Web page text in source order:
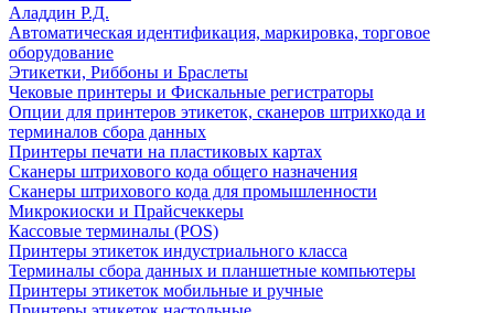
Аладдин Р.Д.
Автоматическая идентификация, маркировка, торговое
оборудование
Этикетки, Риббоны и Браслеты
Чековые принтеры и Фискальные регистраторы
Опции для принтеров этикеток, сканеров штрихкода и
терминалов сбора данных
Принтеры печати на пластиковых картах
Сканеры штрихового кода общего назначения
Сканеры штрихового кода для промышленности
Микрокиоски и Прайсчеккеры
Кассовые терминалы (POS)
Принтеры этикеток индустриального класса
Терминалы сбора данных и планшетные компьютеры
Принтеры этикеток мобильные и ручные